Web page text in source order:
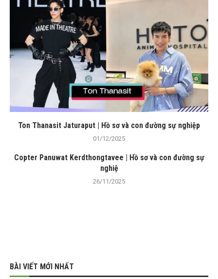
Ton Thanasit Jaturaput | Hồ sơ và con đường sự nghiệp
01/12/2025
Copter Panuwat Kerdthongtavee | Hồ sơ và con đường sự
nghiệ
26/11/2025
BÀI VIẾT MỚI NHẤT